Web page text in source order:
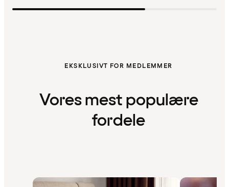
EKSKLUSIVT FOR MEDLEMMER
Vores mest populære
fordele